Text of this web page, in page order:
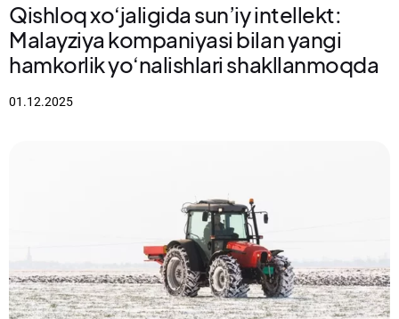
Qishloq xo‘jaligida sun’iy intellekt:
Malayziya kompaniyasi bilan yangi
hamkorlik yo‘nalishlari shakllanmoqda
01.12.2025